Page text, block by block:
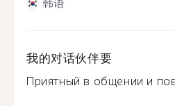
韩语
我的对话伙伴要
Приятный в общении и